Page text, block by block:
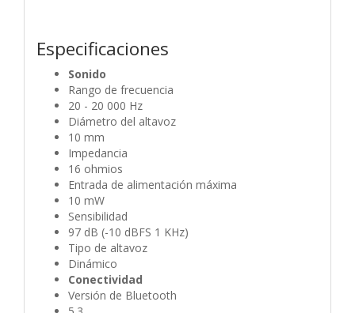
Especificaciones
Sonido
Rango de frecuencia
20 - 20 000 Hz
Diámetro del altavoz
10 mm
Impedancia
16 ohmios
Entrada de alimentación máxima
10 mW
Sensibilidad
97 dB (-10 dBFS 1 KHz)
Tipo de altavoz
Dinámico
Conectividad
Versión de Bluetooth